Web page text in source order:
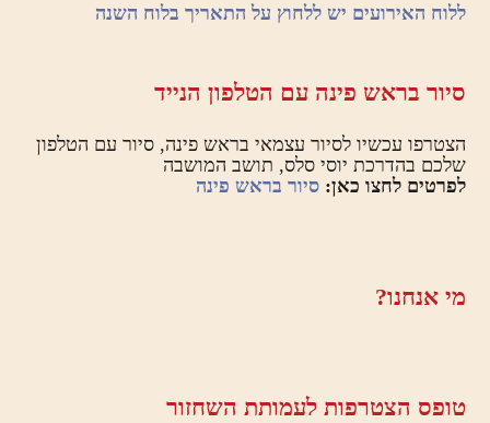
ללוח האירועים יש ללחוץ על התאריך בלוח השנה
סיור בראש פינה עם הטלפון הנייד
הצטרפו עכשיו לסיור עצמאי בראש פינה, סיור עם הטלפון
שלכם בהדרכת יוסי סלס, תושב המושבה
לפרטים לחצו כאן:סיור בראש פינה
מי אנחנו?
טופס הצטרפות לעמותת השחזור